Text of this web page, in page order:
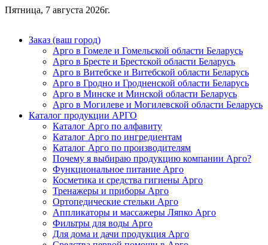
Пятница, 7 августа 2026г.
Заказ (ваш город)
Арго в Гомеле и Гомельской области Беларусь
Арго в Бресте и Брестской области Беларусь
Арго в Витебске и Витебской области Беларусь
Арго в Гродно и Гродненской области Беларусь
Арго в Минске и Минской области Беларусь
Арго в Могилеве и Могилевской области Беларусь
Каталог продукции АРГО
Каталог Арго по алфавиту
Каталог Арго по ингредиентам
Каталог Арго по производителям
Почему я выбираю продукцию компании Арго?
Функциональное питание Арго
Косметика и средства гигиены Арго
Тренажеры и приборы Арго
Ортопедические стельки Арго
Аппликаторы и массажеры Ляпко Арго
Фильтры для воды Арго
Для дома и дачи продукция Арго